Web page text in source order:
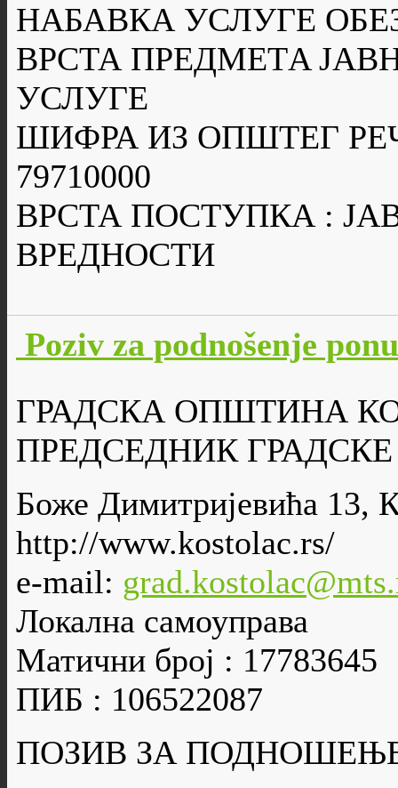
НАБАВКА УСЛУГЕ
ВРСТА ПРЕДМЕТA
УСЛУГЕ
ШИФРА ИЗ ОПШТЕГ
79710000
ВРСТА ПОСТУПКА :
ВРЕДНОСТИ
Poziv za podnošenje
ГРАДСКА ОПШТИНА
ПРЕДСЕДНИК
Боже Димитријевића 13,
http://www.kostolac.rs/
e-mail:
Локална самоуправа
Матични број : 17783645
ПИБ : 106522087
ПОЗИВ ЗА